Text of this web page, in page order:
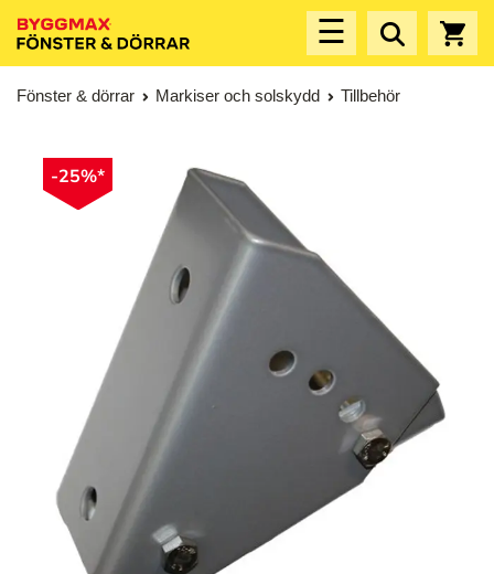
☰
Fönster & dörrar Markiser och solskydd Tillbehör
-25%*